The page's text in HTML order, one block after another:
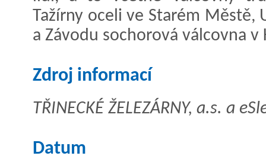
Tažírny oceli ve Starém
a Závodu sochorová válcovna v
Zdroj informací
TŘINECKÉ ŽELEZÁRNY, a.s. a
Datum